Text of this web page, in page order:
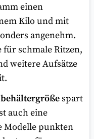
einen
Kilo und mit
angenehm.
für schmale Ritzen,
weitere Aufsätze
spart
auch eine
Modelle punkten